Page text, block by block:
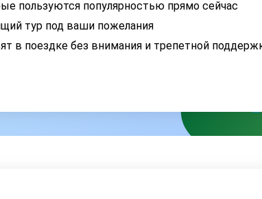
пользуются популярностью прямо сейчас
тур под ваши пожелания
в поездке без внимания и трепетной